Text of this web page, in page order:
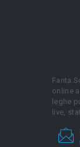
online
leghe
live,